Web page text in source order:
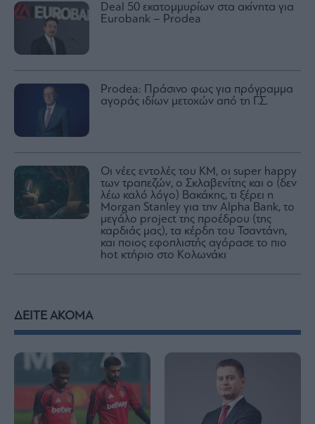
Deal 50 εκατομμυρίων στα ακίνητα για
Eurobank – Prodea
Prodea: Πράσινο φως για πρόγραμμα
αγοράς ιδίων μετοχών από τη Γ.Σ.
Οι νέες εντολές του ΚΜ, οι super happy
των τραπεζών, ο Σκλαβενίτης και ο (δεν
λέω καλό λόγο) Βακάκης, τι ξέρει η
Morgan Stanley για την Alpha Bank, το
μεγάλο project της προέδρου (της
καρδιάς μας), τα κέρδη του Τσαντάνη,
και ποιος εφοπλιστής αγόρασε το πιο
hot κτήριο στο Κολωνάκι
ΔΕΙΤΕ ΑΚΟΜΑ